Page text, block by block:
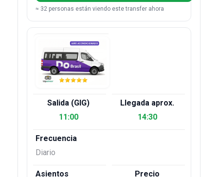
≈ 32 personas están viendo este transfer ahora
11:00 14:30
Diario